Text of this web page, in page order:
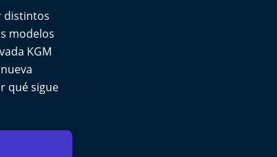
distintos
modelos
KGM
qué sigue